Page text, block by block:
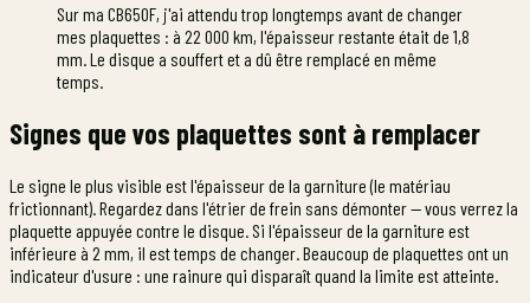
Sur ma CB650F, j'ai attendu trop longtemps avant de changer
mes plaquettes : à 22 000 km, l'épaisseur restante était de 1,8
mm. Le disque a souffert et a dû être remplacé en même
temps.
Signes que vos plaquettes sont à remplacer
Le signe le plus visible est l'épaisseur de la garniture (le matériau
frictionnant). Regardez dans l'étrier de frein sans démonter — vous verrez la
plaquette appuyée contre le disque. Si l'épaisseur de la garniture est
inférieure à 2 mm, il est temps de changer. Beaucoup de plaquettes ont un
indicateur d'usure : une rainure qui disparaît quand la limite est atteinte.